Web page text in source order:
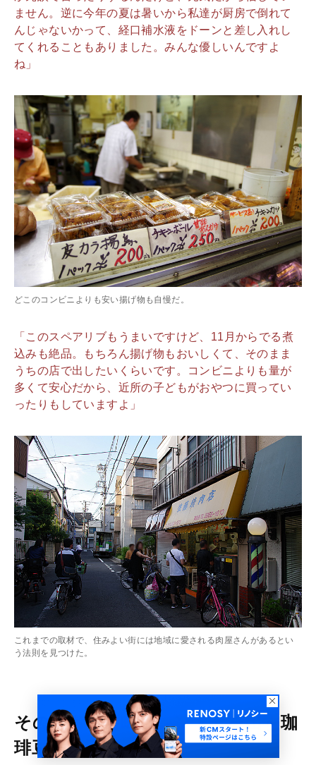
ません。逆に今年の夏は暑いから私達が厨房で倒れて
んじゃないかって、経口補水液をドーンと差し入れし
てくれることもありました。みんな優しいんですよ
ね」
どこのコンビニよりも安い揚げ物も自慢だ。
「このスペアリブもうまいですけど、11月からでる煮
込みも絶品。もちろん揚げ物もおいしくて、そのまま
うちの店で出したいくらいです。コンビニよりも量が
多くて安心だから、近所の子どもがおやつに買ってい
ったりもしていますよ」
これまでの取材で、住みよい街には地域に愛される肉屋さんがあるとい
う法則を見つけた。
その名も『要町ブレンド』を出す珈
琲豆専門店の優